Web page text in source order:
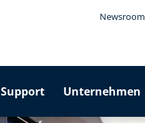
Newsroom
Support Unternehmen